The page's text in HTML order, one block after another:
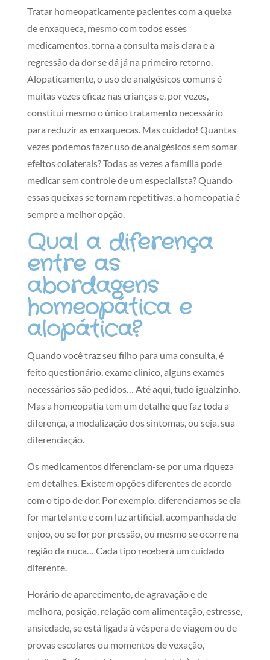
Tratar homeopaticamente pacientes com a queixa
de enxaqueca, mesmo com todos esses
medicamentos, torna a consulta mais clara e a
regressão da dor se dá já na primeiro retorno.
Alopaticamente, o uso de analgésicos comuns é
muitas vezes eficaz nas crianças e, por vezes,
constitui mesmo o único tratamento necessário
para reduzir as enxaquecas. Mas cuidado! Quantas
vezes podemos fazer uso de analgésicos sem somar
efeitos colaterais? Todas as vezes a família pode
medicar sem controle de um especialista? Quando
essas queixas se tornam repetitivas, a homeopatia é
sempre a melhor opção.
Qual a diferença
entre as
abordagens
homeopática e
alopática?
Quando você traz seu filho para uma consulta, é
feito questionário, exame clinico, alguns exames
necessários são pedidos… Até aqui, tudo igualzinho.
Mas a homeopatia tem um detalhe que faz toda a
diferença, a modalização dos sintomas, ou seja, sua
diferenciação.
Os medicamentos diferenciam-se por uma riqueza
em detalhes. Existem opções diferentes de acordo
com o tipo de dor. Por exemplo, diferenciamos se ela
for martelante e com luz artificial, acompanhada de
enjoo, ou se for por pressão, ou mesmo se ocorre na
região da nuca… Cada tipo receberá um cuidado
diferente.
Horário de aparecimento, de agravação e de
melhora, posição, relação com alimentação, estresse,
ansiedade, se está ligada à véspera de viagem ou de
provas escolares ou momentos de vexação,